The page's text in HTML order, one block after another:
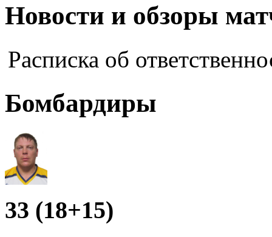
Новости и обзоры
Расписка об
Бомбардиры
33 (18+15)